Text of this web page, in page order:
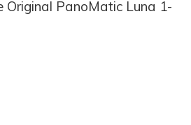
Original PanoMatic Luna 1-